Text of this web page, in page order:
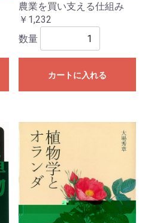
農業を買い支える仕組み
￥1,232
数量
カートに入れる